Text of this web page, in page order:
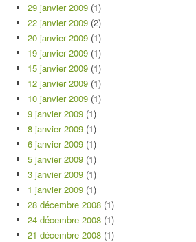
29 janvier 2009 (1)
22 janvier 2009 (2)
20 janvier 2009 (1)
19 janvier 2009 (1)
15 janvier 2009 (1)
12 janvier 2009 (1)
10 janvier 2009 (1)
9 janvier 2009 (1)
8 janvier 2009 (1)
6 janvier 2009 (1)
5 janvier 2009 (1)
3 janvier 2009 (1)
1 janvier 2009 (1)
28 décembre 2008 (1)
24 décembre 2008 (1)
21 décembre 2008 (1)